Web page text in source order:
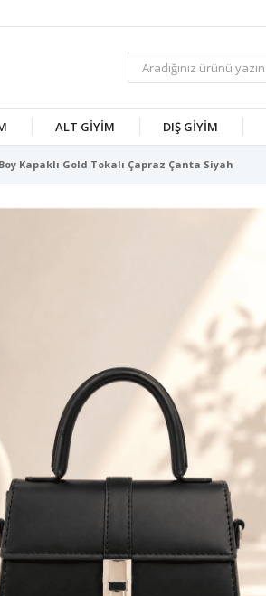
ALT GİYİM DIŞ GİYİM
Kapaklı Gold Tokalı Çapraz Çanta Siyah